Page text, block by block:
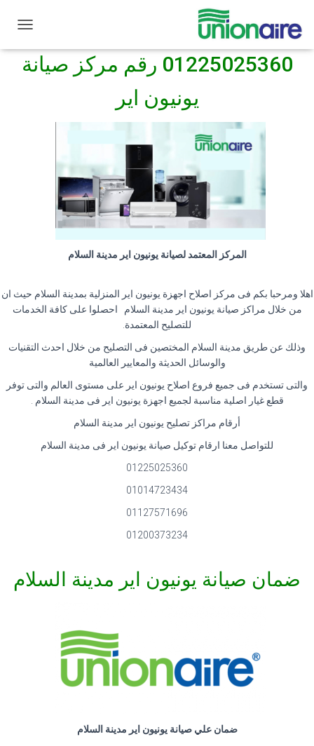
ب
د
صيانة يونيون اير
01225025360 رقم مركز صيانة
يونيون اير
المركز المعتمد لصيانة يونيون اير مدينة السلام
اهلا ومرحبا بكم فى مركز اصلاح اجهزة يونيون اير المنزلية بمدينة السلام حيث ان
من خلال مراكز صيانة يونيون اير مدينة السلام احصلوا على كافة الخدمات
للتصليح المعتمدة
وذلك عن طريق مدينة السلام المختصين فى التصليح من خلال احدث التقنيات
والوسائل الحديثة والمعايير العالمية
والتى تستخدم فى جميع فروع اصلاح يونيون اير على مستوى العالم والتى توفر
قطع غيار اصلية مناسبة لجميع اجهزة يونيون اير فى مدينة السلام
أرقام مراكز تصليح يونيون اير مدينة السلام
للتواصل معنا ارقام توكيل صيانة يونيون اير فى مدينة السلام
01225025360
01014723434
01127571696
01200373234
ضمان صيانة يونيون اير مدينة السلام
ضمان علي صيانة يونيون اير مدينة السلام